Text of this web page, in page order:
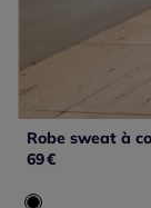
Robe sweat à
69€